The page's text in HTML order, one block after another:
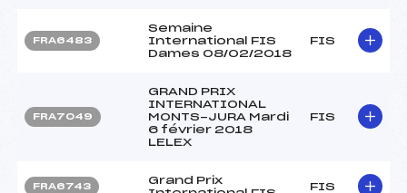
FRA6483
Semaine
International FIS
Dames 08/02/2018
FIS
FRA7049
GRAND PRIX
INTERNATIONAL
MONTS-JURA Mardi
6 février 2018
LELEX
FIS
FRA6743
Grand Prix
FIS